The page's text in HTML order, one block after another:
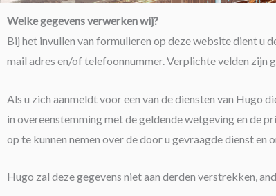
Welke gegevens verwerken wij?
Bij het invullen van formulieren op deze website dient u
mail adres en/of telefoonnummer. Verplichte velden zijn
Als u zich aanmeldt voor een van de diensten van Hugo
in overeenstemming met de geldende wetgeving en de
op te kunnen nemen over de door u gevraagde dienst en
Hugo zal deze gegevens niet aan derden verstrekken,